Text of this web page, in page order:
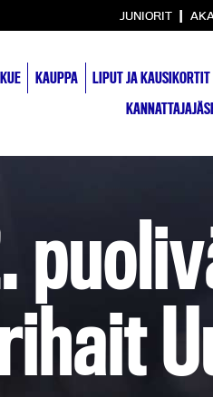
JUNIORIT |
KAUPPA LIPUT JA KAUSIKORTIT